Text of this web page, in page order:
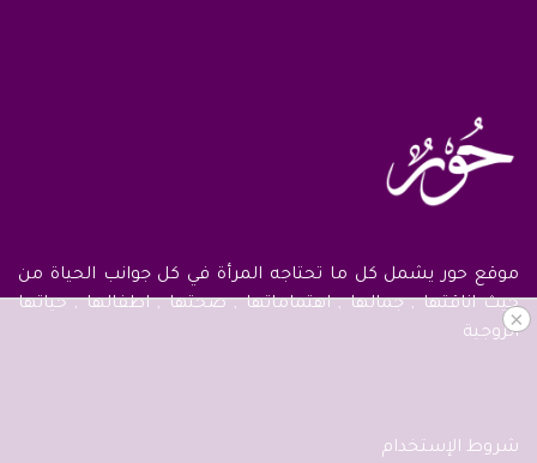
×
موقع حور يشمل كل ما تحتاجه المرأة في كل جوانب الحياة من
حيث اناقتها , جمالها , اهتماماتها , صحتها , اطفالها , حياتها
الزوجية
شروط الإستخدام